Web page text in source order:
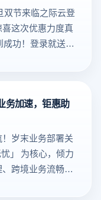
双节来临之际云登
这次优惠力度真
功！登录就送双
间新注册用户可
动注册即可领
费套餐结束后结
+30天使用时长
天使用时长购买1
务加速，钜惠助
岁末业务部署关
」 为核心，倾力
跨境业务流畅访